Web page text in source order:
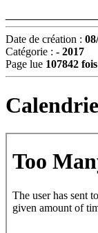
Date de création :
Catégorie : - 2017
Page lue 107842 fois